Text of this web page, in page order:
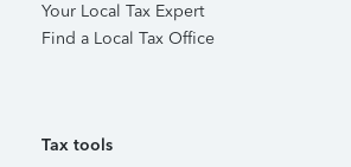
Your Local Tax Expert
Find a Local Tax Office
Tax tools